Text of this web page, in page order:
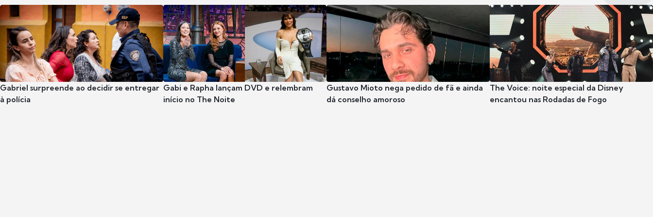
Gabriel surpreende ao decidir se entregar
à polícia
Gabi e Rapha lançam DVD e relembram
início no The Noite
Gustavo Mioto nega pedido de fã e ainda
dá conselho amoroso
The Voice: noite especial da Disney
encantou nas Rodadas de Fogo